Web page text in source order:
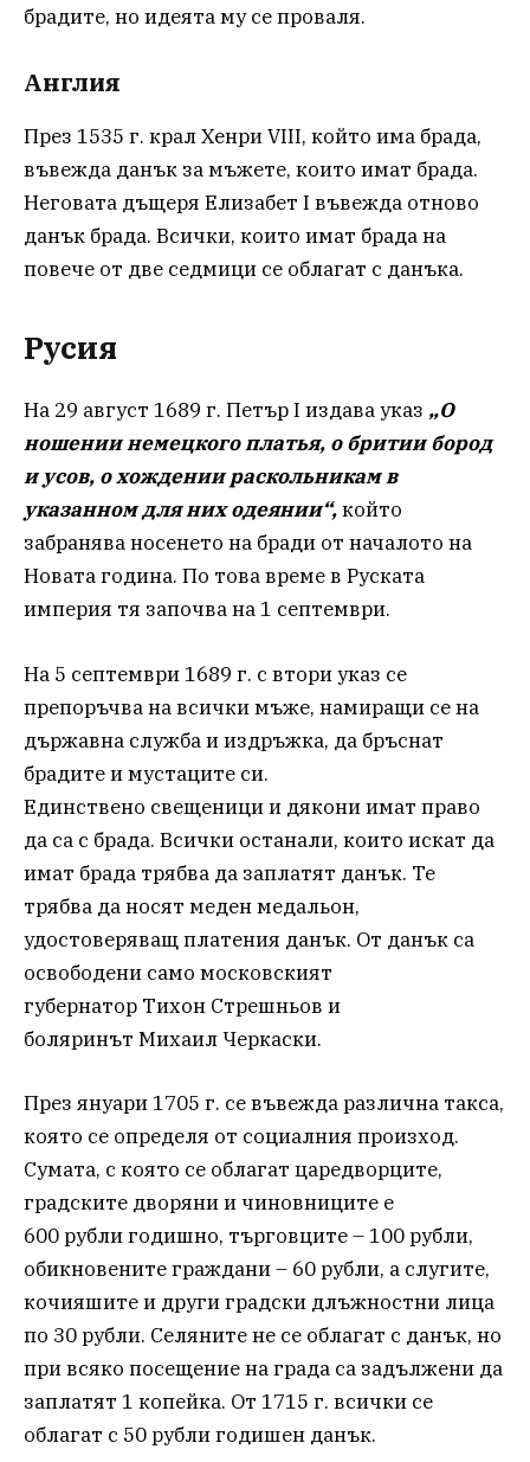
брадите, но идеята му се проваля.
Англия
През 1535 г. крал Хенри VIII, който има брада,
въвежда данък за мъжете, които имат брада.
Неговата дъщеря Елизабет I въвежда отново
данък брада. Всички, които имат брада на
повече от две седмици се облагат с данъка.
Русия
На 29 август 1689 г. Петър I издава указ „О
ношении немецкого платья, о бритии бород
и усов, о хождении раскольникам в
указанном для них одеянии“,който
забранява носенето на бради от началото на
Новата година. По това време в Руската
империя тя започва на 1 септември.
На 5 септември 1689 г. с втори указ се
препоръчва на всички мъже, намиращи се на
държавна служба и издръжка, да бръснат
брадите и мустаците си.
Единствено свещеници и дякони имат право
да са с брада. Всички останали, които искат да
имат брада трябва да заплатят данък. Те
трябва да носят меден медальон,
удостоверяващ платения данък. От данък са
освободени само московският
губернатор Тихон Стрешньов и
боляринът Михаил Черкаски.
През януари 1705 г. се въвежда различна такса,
която се определя от социалния произход.
Сумата, с която се облагат царедворците,
градските дворяни и чиновниците е
600 рубли годишно, търговците – 100 рубли,
обикновените граждани – 60 рубли, а слугите,
кочияшите и други градски длъжностни лица
по 30 рубли. Селяните не се облагат с данък, но
при всяко посещение на града са задължени да
заплатят 1 копейка. От 1715 г. всички се
облагат с 50 рубли годишен данък.